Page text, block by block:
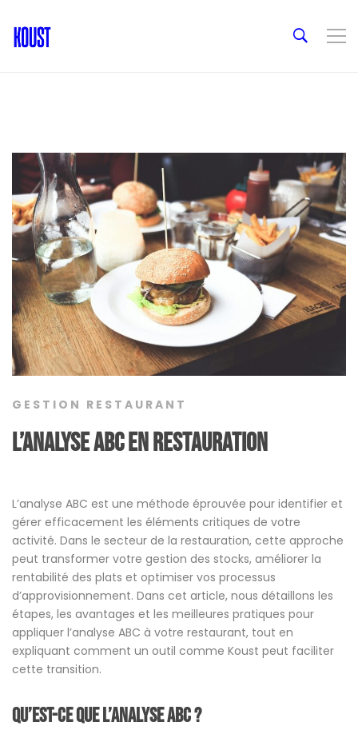
GESTION RESTAURANT
L’Analyse ABC en restauration
L’analyse ABC est une méthode éprouvée pour identifier et
gérer efficacement les éléments critiques de votre
activité. Dans le secteur de la restauration, cette approche
peut transformer votre gestion des stocks, améliorer la
rentabilité des plats et optimiser vos processus
d’approvisionnement. Dans cet article, nous détaillons les
étapes, les avantages et les meilleures pratiques pour
appliquer l’analyse ABC à votre restaurant, tout en
expliquant comment un outil comme Koust peut faciliter
cette transition.
Qu’est-ce que l’analyse ABC ?